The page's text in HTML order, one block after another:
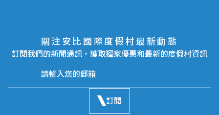
關注安比國際度假村最新動態
訂閱我們的新聞通訊，獲取獨家優惠和最新的度假村資訊
訂閱